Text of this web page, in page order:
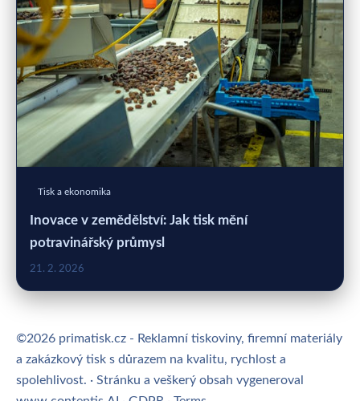
Tisk a ekonomika
Inovace v zemědělství: Jak tisk mění
potravinářský průmysl
21. 2. 2026
©2026 primatisk.cz - Reklamní tiskoviny, firemní materiály
a zakázkový tisk s důrazem na kvalitu, rychlost a
spolehlivost. · Stránku a veškerý obsah vygeneroval